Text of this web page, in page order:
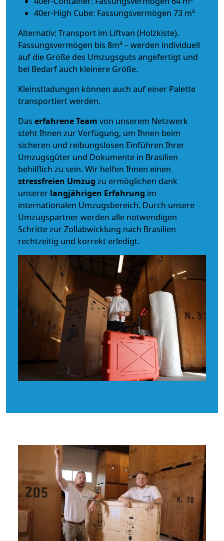
40er-High Cube: Fassungsvermögen 73 m³
Alternativ: Transport im Liftvan (Holzkiste).
Fassungsvermögen bis 8m³ – werden individuell
auf die Größe des Umzugsguts angefertigt und
bei Bedarf auch kleinere Größe.
Kleinstladungen können auch auf einer Palette
transportiert werden.
Das erfahrene Team von unserem Netzwerk
steht Ihnen zur Verfügung, um Ihnen beim
sicheren und reibungslosen Einführen Ihrer
Umzugsgüter und Dokumente in Brasilien
behilflich zu sein. Wir helfen Ihnen einen
stressfreien Umzug zu ermöglichen dank
unserer langjährigen Erfahrung im
internationalen Umzugsbereich. Durch unsere
Umzugspartner werden alle notwendigen
Schritte zur Zollabwicklung nach Brasilien
rechtzeitig und korrekt erledigt.